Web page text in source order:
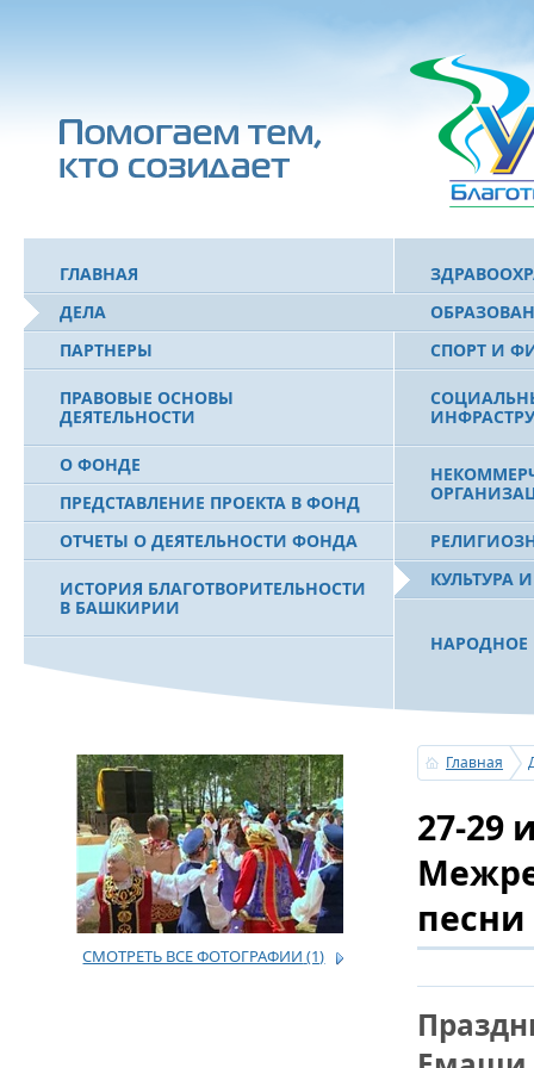
ГЛАВНАЯ
ДЕЛА
ПАРТНЕРЫ
ПРАВОВЫЕ ОСНОВЫ
ДЕЯТЕЛЬНОСТИ
О ФОНДЕ
ПРЕДСТАВЛЕНИЕ ПРОЕКТА В ФОНД
ОТЧЕТЫ О ДЕЯТЕЛЬНОСТИ ФОНДА
ИСТОРИЯ БЛАГОТВОРИТЕЛЬНОСТИ
В БАШКИРИИ
МУРТАЗЕ РАХИМОВЕ
СПОРТ И
КУЛЬТУРА
НАРОДНОЕ
СОВЕТА
«УРАЛ»
ОГОНЬ -
ПОЖАРОВ
СМОТРЕТЬ ВСЕ ФОТОГРАФИИ (1)
Главная
27-29